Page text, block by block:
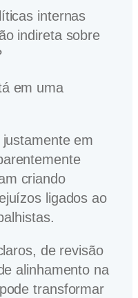
internas
indireta sobre
em uma
em
criando
ligados ao
de revisão
alinhamento na
transformar